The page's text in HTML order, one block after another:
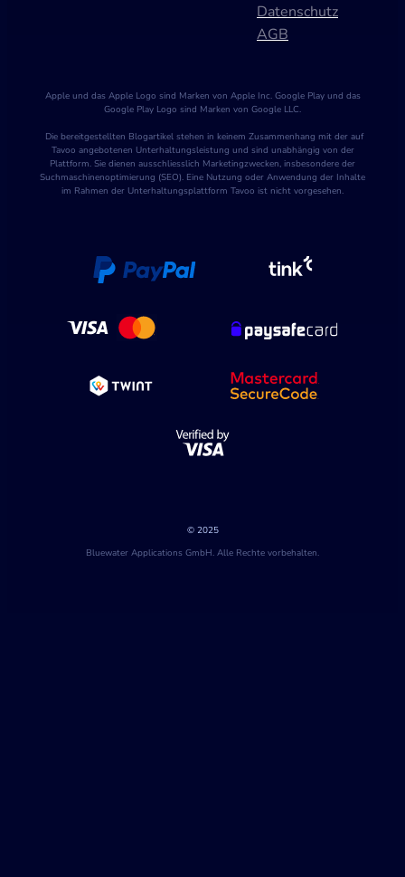
Datenschutz
AGB
Apple und das Apple Logo sind Marken von Apple Inc. Google Play und das
Google Play Logo sind Marken von Google LLC.
Die bereitgestellten Blogartikel stehen in keinem Zusammenhang mit der auf
Tavoo angebotenen Unterhaltungsleistung und sind unabhängig von der
Plattform. Sie dienen ausschliesslich Marketingzwecken, insbesondere der
Suchmaschinenoptimierung (SEO). Eine Nutzung oder Anwendung der Inhalte
im Rahmen der Unterhaltungsplattform Tavoo ist nicht vorgesehen.
© 2025
Bluewater Applications GmbH. Alle Rechte vorbehalten.